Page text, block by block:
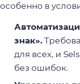
особенно в
знак».
для всех, и
без ошибок.